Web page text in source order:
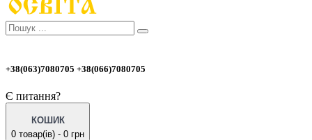
+38(063)7080705 +38(066)7080705
Є питання?
КОШИК
0 товар(ів) - 0 грн